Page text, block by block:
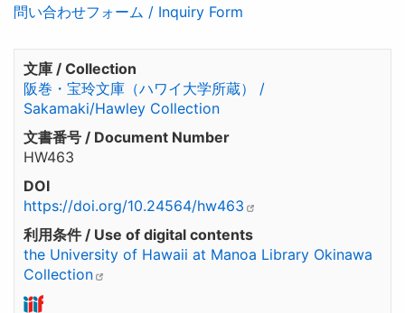
問い合わせフォーム / Inquiry Form
文庫 / Collection
阪巻・宝玲文庫（ハワイ大学所蔵） /
Sakamaki/Hawley Collection
文書番号 / Document Number
HW463
DOI
https://doi.org/10.24564/hw463
利用条件 / Use of digital contents
the University of Hawaii at Manoa Library Okinawa
Collection